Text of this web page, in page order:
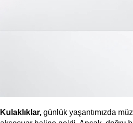
Kulaklıklar, günlük yaşantımızda